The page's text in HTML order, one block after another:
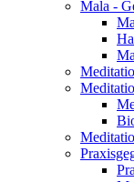
Mala -